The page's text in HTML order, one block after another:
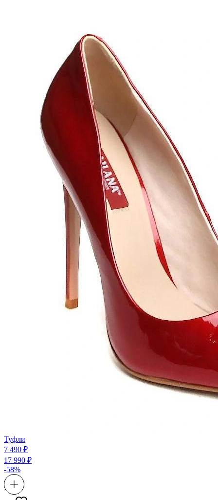
Туфли
7 490 ₽
17 990 ₽
-58%